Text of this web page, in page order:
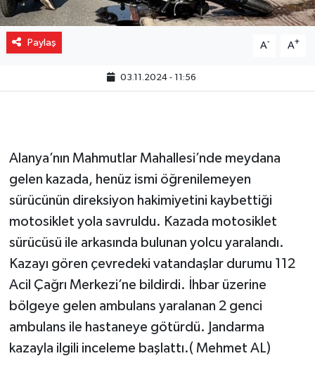
Paylaş A- A+
03.11.2024 - 11:56
Alanya’nın Mahmutlar Mahallesi’nde meydana
gelen kazada, henüz ismi öğrenilemeyen
sürücünün direksiyon hakimiyetini kaybettiği
motosiklet yola savruldu. Kazada motosiklet
sürücüsü ile arkasında bulunan yolcu yaralandı.
Kazayı gören çevredeki vatandaşlar durumu 112
Acil Çağrı Merkezi’ne bildirdi. İhbar üzerine
bölgeye gelen ambulans yaralanan 2 genci
ambulans ile hastaneye götürdü. Jandarma
kazayla ilgili inceleme başlattı.( Mehmet AL)
Turizm